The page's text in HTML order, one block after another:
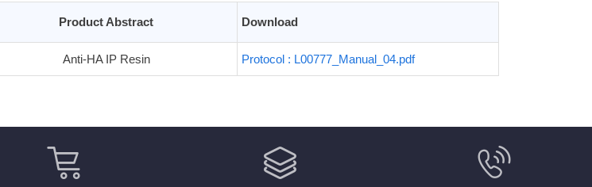
Product Abstract Download
Anti-HA IP Resin Protocol : L00777_Manual_04.pdf